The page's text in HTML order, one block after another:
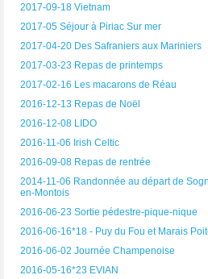
2017-09-18 Vietnam
2017-05 Séjour à Piriac Sur mer
2017-04-20 Des Safraniers aux Mariniers
2017-03-23 Repas de printemps
2017-02-16 Les macarons de Réau
2016-12-13 Repas de Noël
2016-12-08 LIDO
2016-11-06 Irish Celtic
2016-09-08 Repas de rentrée
2014-11-06 Randonnée au départ de
en-Montois
2016-06-23 Sortie pédestre-pique-nique
2016-06-16*18 - Puy du Fou et Marais
2016-06-02 Journée Champenoise
2016-05-16*23 EVIAN